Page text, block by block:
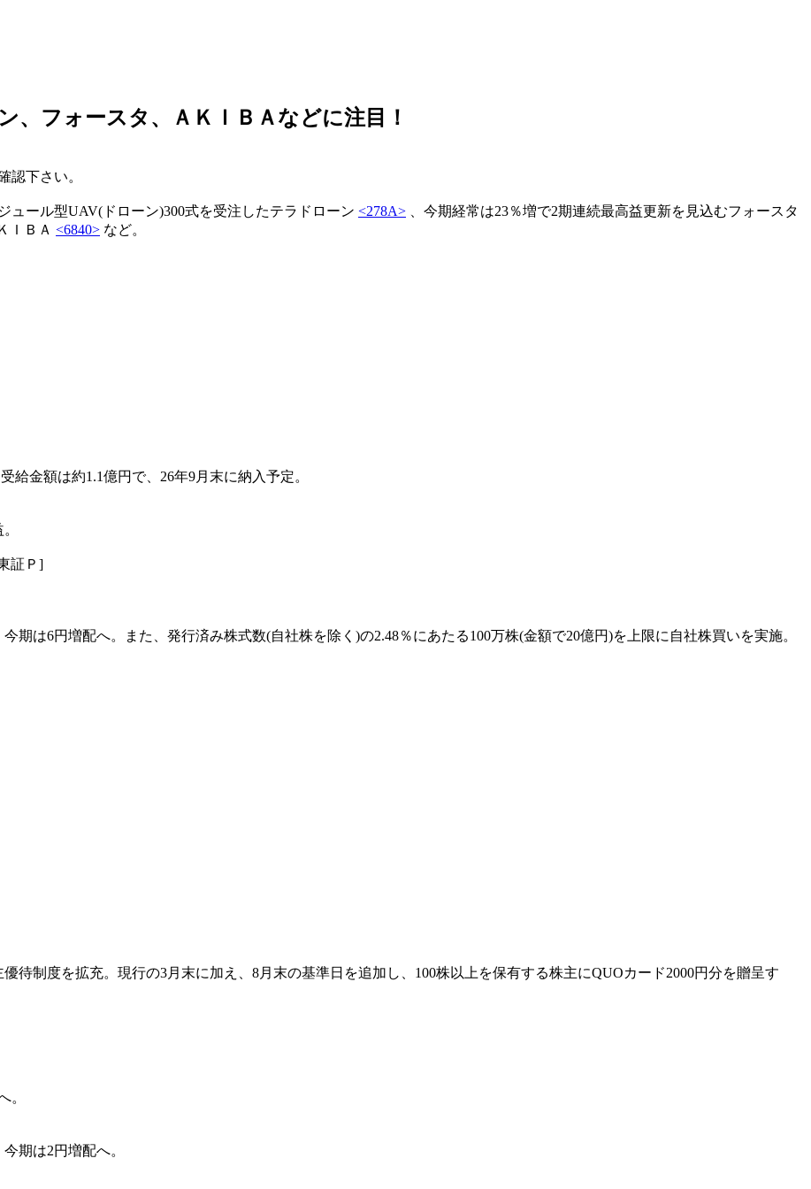
フォースタ、ＡＫＩＢＡなどに注目！
認下さい。
ール型UAV(ドローン)300式を受注したテラドローン <278A> 、今期経常は23％増で2期連続最高益更新を見込むフォースタ
ＩＢＡ <6840> など。
給金額は約1.1億円で、26年9月末に納入予定。
証Ｐ]
期は6円増配へ。また、発行済み株式数(自社株を除く)の2.48％にあたる100万株(金額で20億円)を上限に自社株買いを実施。
待制度を拡充。現行の3月末に加え、8月末の基準日を追加し、100株以上を保有する株主にQUOカード2000円分を贈呈す
。
期は2円増配へ。